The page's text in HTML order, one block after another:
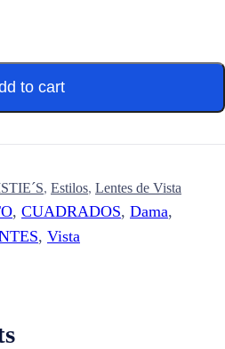
to cart
, Estilos, Lentes de Vista
, CUADRADOS, Dama,
, Vista